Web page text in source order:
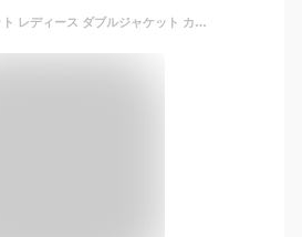
テーラードジャケット レディース ダブルジャケット カジュアル アウター 春 秋 黒 大きいサイズ 3L 4L 通勤服 オフィス シンプル おしゃれ 春新作 20代 30代 40代